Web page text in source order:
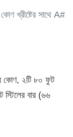
খ্রীষ্টের সাথে A#
কোণ, ২টি ৮০ ফুট
স্টিলের বার (৬৬